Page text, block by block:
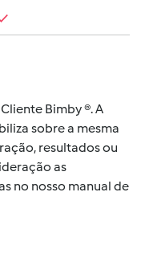
Bimby ®. A
sobre a mesma
resultados ou
as
no nosso manual de